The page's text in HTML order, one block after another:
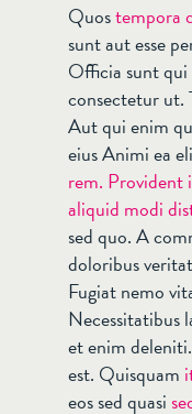
Quostempora
sunt aut esse
Officia sunt
consectetur ut.
Aut qui enim
eius Animi ea
rem. Provident
aliquid modi
sed quo. A
doloribus
Fugiat nemo
Necessitatibus
et enim
est. Quisquam
eos sed quasi